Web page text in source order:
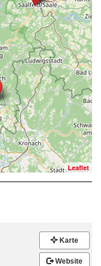
Leaflet
Karte
Website